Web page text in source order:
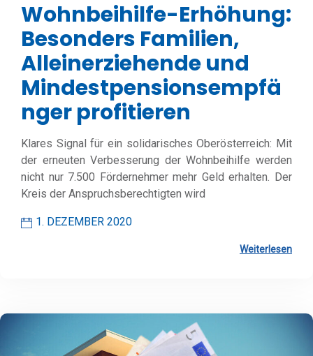
Wohnbeihilfe-Erhöhung:
Besonders Familien,
Alleinerziehende und
Mindestpensionsempfä
nger profitieren
Klares Signal für ein solidarisches Oberösterreich: Mit
der erneuten Verbesserung der Wohnbeihilfe werden
nicht nur 7.500 Fördernehmer mehr Geld erhalten. Der
Kreis der Anspruchsberechtigten wird
1. DEZEMBER 2020
Weiterlesen